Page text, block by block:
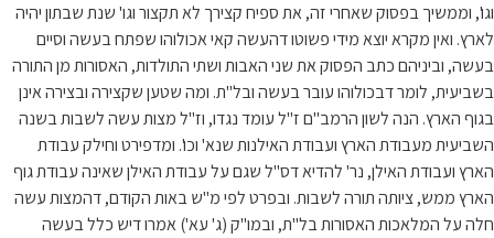
וגו', וממשיך בפסוק שאחרי זה, את ספיח קצירך לא תקצור וגו' שנת שבתון יהיה
לארץ. ואין מקרא יוצא מידי פשוטו דהעשה קאי אכולוהו שפתח בעשה וסיים
בעשה, וביניהם כתב הפסוק את שני האבות ושתי התולדות, האסורות מן התורה
בשביעית, לומר דבכולוהו עובר בעשה ובל"ת. ומה שטען שקצירה ובצירה אינן
בגוף הארץ. הנה לשון הרמב"ם ז"ל עומד נגדו, וז"ל מצות עשה לשבות בשנה
השביעית מעבודת הארץ ועבודת האילנות שנא' וכו'. ומדפירט וחילק עבודת
הארץ ועבודת האילן, נר' להדיא דס"ל שגם על עבודת האילן שאינה עבודת גוף
הארץ ממש, ציותה תורה לשבות. ובפרט לפי מ"ש באות הקודם, דהמצות עשה
חלה על המלאכות האסורות בל"ת, ובמו"ק (ג' עא') אמרו דיש כלל בעשה